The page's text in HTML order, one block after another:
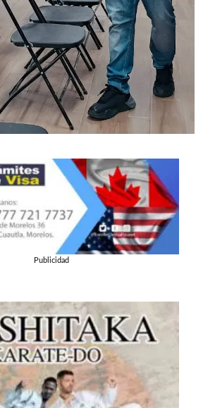
Publicidad